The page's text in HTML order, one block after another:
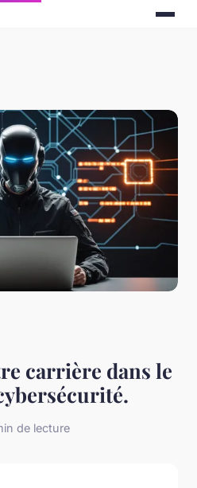
carrière dans le
de lecture